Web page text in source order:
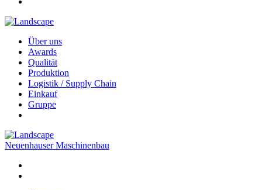
Über uns
Awards
Qualität
Produktion
Logistik / Supply Chain
Einkauf
Gruppe
Neuenhauser Maschinenbau